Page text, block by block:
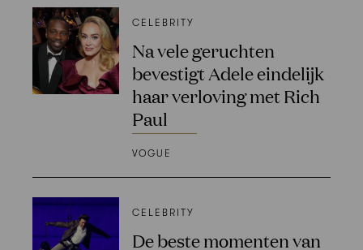
CELEBRITY
Na vele geruchten
bevestigt Adele eindelijk
haar verloving met Rich
Paul
VOGUE
CELEBRITY
De beste momenten van